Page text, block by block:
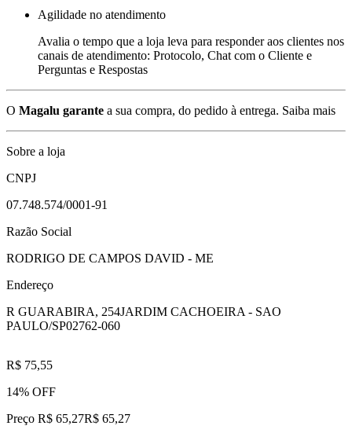
Agilidade no atendimento
Avalia o tempo que a loja leva para responder aos clientes nos
canais de atendimento: Protocolo, Chat com o Cliente e
Perguntas e Respostas
O Magalu garante a sua compra, do pedido à entrega. Saiba mais
Sobre a loja
CNPJ
07.748.574/0001-91
Razão Social
RODRIGO DE CAMPOS DAVID - ME
Endereço
R GUARABIRA, 254JARDIM CACHOEIRA - SAO
PAULO/SP02762-060
R$ 75,55
14% OFF
Preço R$ 65,27R$ 65,27